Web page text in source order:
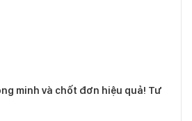
minh và chốt đơn hiệu quả! Tư